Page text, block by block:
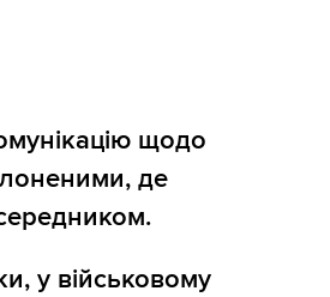
щодо
де
у військовому